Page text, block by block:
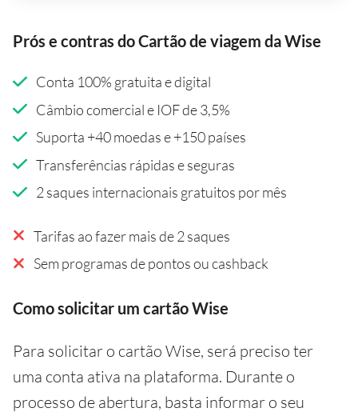
Prós e contras do Cartão de viagem da Wise
Conta 100% gratuita e digital
Câmbio comercial e IOF de 3,5%
Suporta +40 moedas e +150 países
Transferências rápidas e seguras
2 saques internacionais gratuitos por mês
Tarifas ao fazer mais de 2 saques
Sem programas de pontos ou cashback
Como solicitar um cartão Wise
Para solicitar o cartão Wise, será preciso ter
uma conta ativa na plataforma. Durante o
processo de abertura, basta informar o seu